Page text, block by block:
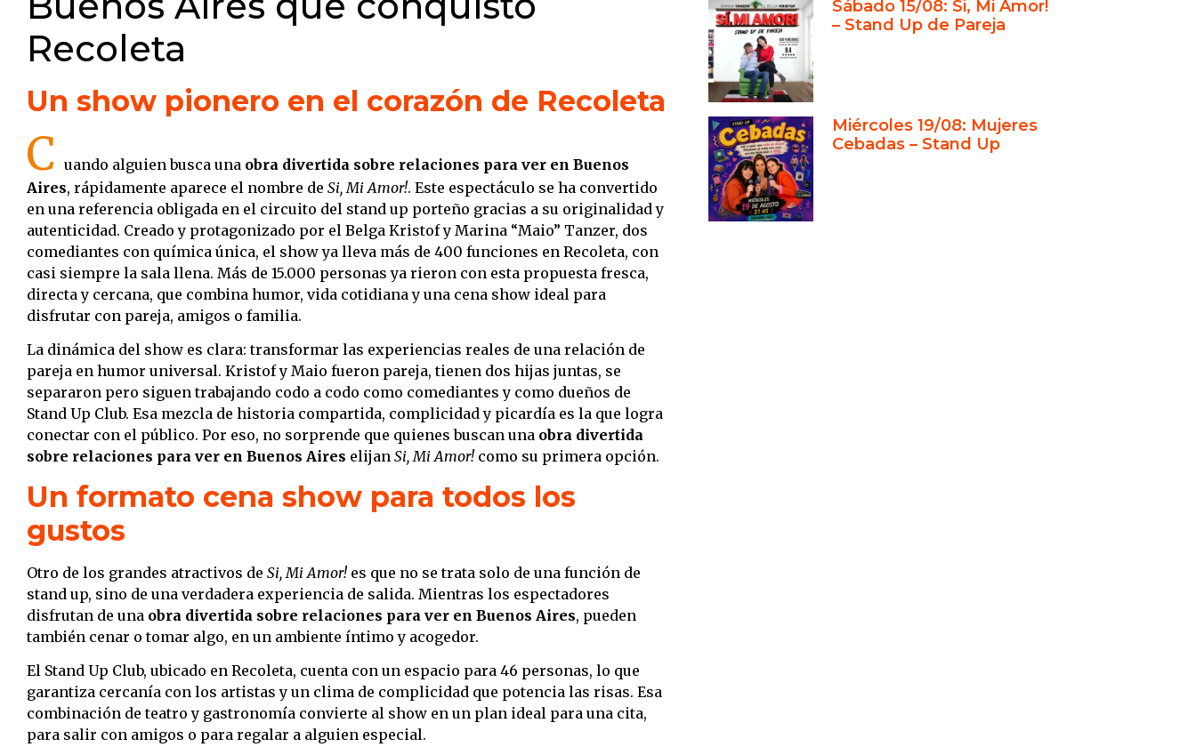
Recoleta
Un show pionero en el corazón de Recoleta
C uando alguien busca una obra divertida sobre relaciones para ver en Buenos
Aires, rápidamente aparece el nombre de Si, Mi Amor!. Este espectáculo se ha convertido
en una referencia obligada en el circuito del stand up porteño gracias a su originalidad y
autenticidad. Creado y protagonizado por el Belga Kristof y Marina “Maio” Tanzer, dos
comediantes con química única, el show ya lleva más de 400 funciones en Recoleta, con
casi siempre la sala llena. Más de 15.000 personas ya rieron con esta propuesta fresca,
directa y cercana, que combina humor, vida cotidiana y una cena show ideal para
disfrutar con pareja, amigos o familia.
La dinámica del show es clara: transformar las experiencias reales de una relación de
pareja en humor universal. Kristof y Maio fueron pareja, tienen dos hijas juntas, se
separaron pero siguen trabajando codo a codo como comediantes y como dueños de
Stand Up Club. Esa mezcla de historia compartida, complicidad y picardía es la que logra
conectar con el público. Por eso, no sorprende que quienes buscan una obra divertida
sobre relaciones para ver en Buenos Aires elijan Si, Mi Amor! como su primera opción.
Un formato cena show para todos los
gustos
Otro de los grandes atractivos de Si, Mi Amor!es que no se trata solo de una función de
stand up, sino de una verdadera experiencia de salida. Mientras los espectadores
disfrutan de una obra divertida sobre relaciones para ver en Buenos Aires, pueden
también cenar o tomar algo, en un ambiente íntimo y acogedor.
El Stand Up Club, ubicado en Recoleta, cuenta con un espacio para 46 personas, lo que
garantiza cercanía con los artistas y un clima de complicidad que potencia las risas. Esa
combinación de teatro y gastronomía convierte al show en un plan ideal para una cita,
para salir con amigos o para regalar a alguien especial.
espectáculo
Cursos y formación en stand up
Eventos y funciones especiales
Conclusión: un clásico porteño que
sigue creciendo
Sábado 15/08: Si, Mi Amor!
– Stand Up de Pareja
Miércoles 19/08: Mujeres
Cebadas – Stand Up